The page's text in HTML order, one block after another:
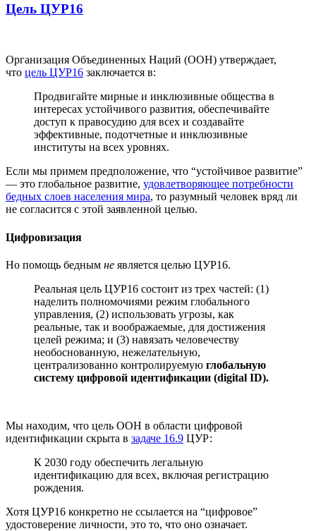
Цель ЦУР16
Организация Объединенных Наций (ООН) утверждает,
что цель ЦУР16 заключается в:
Продвигайте мирные и инклюзивные общества в
интересах устойчивого развития, обеспечивайте
доступ к правосудию для всех и создавайте
эффективные, подотчетные и инклюзивные
институты на всех уровнях.
Если мы примем предположение, что “устойчивое развитие”
— это глобальное развитие, удовлетворяющее потребности
бедных слоев населения мира, то разумный человек вряд ли
не согласится с этой заявленной целью.
Цифровизация
Но помощь бедным не является целью ЦУР16.
Реальная цель ЦУР16 состоит из трех частей: (1)
наделить полномочиями режим глобального
управления, (2) использовать угрозы, как
реальные, так и воображаемые, для достижения
целей режима; и (3) навязать человечеству
необоснованную, нежелательную,
централизованно контролируемую глобальную
систему цифровой идентификации (digital ID).
Мы находим, что цель ООН в области цифровой
идентификации скрыта в задаче 16.9 ЦУР:
К 2030 году обеспечить легальную
идентификацию для всех, включая регистрацию
рождения.
Хотя ЦУР16 конкретно не ссылается на “цифровое”
удостоверение личности, это то, что оно означает.